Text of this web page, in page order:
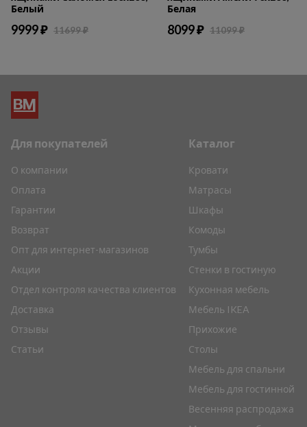
Белый
9999 ₽ 11699 ₽
Белая
8099 ₽ 11099 ₽
Каталог
Кровати
Матрасы
Шкафы
Комоды
Тумбы
Стенки в гостиную
Кухонная мебель
Мебель IKEA
Прихожие
Столы
Мебель для спальни
Мебель для гостинной
Весенняя распродажа
Для покупателей
О компании
Оплата
Гарантии
Возврат
Опт для интернет-магазинов
Акции
Отдел контроля качества клиентов
Доставка
Отзывы
Статьи